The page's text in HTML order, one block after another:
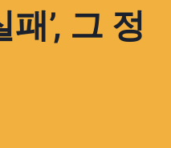
’, 그 정